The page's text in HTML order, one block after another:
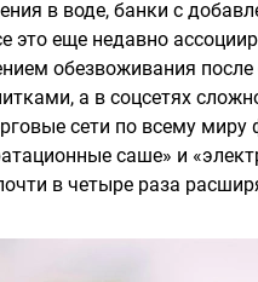
в воде, банки с
это еще недавно
обезвоживания
а в соцсетях
сети по всему
саше» и
в четыре раза